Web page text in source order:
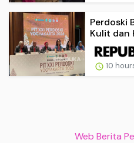
Perdoski
Kulit dan
10
Web Berita